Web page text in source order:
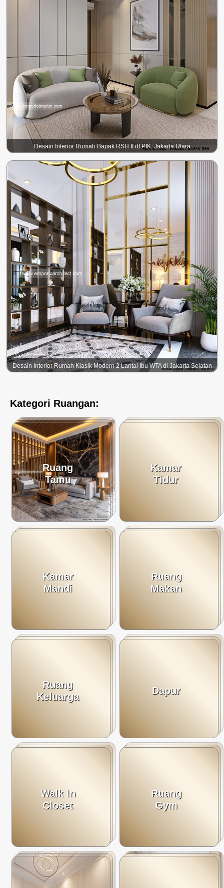
Desain Interior Rumah Bapak RSH II dI PIK, Jakarta Utara
Desain Interior Rumah Klasik Modern 2 Lantai Ibu WTA di Jakarta Selatan
Kategori Ruangan:
Ruang
Tamu
Kamar
Tidur
Kamar
Mandi
Ruang
Makan
Ruang
Keluarga
Dapur
Walk In
Closet
Ruang
Gym